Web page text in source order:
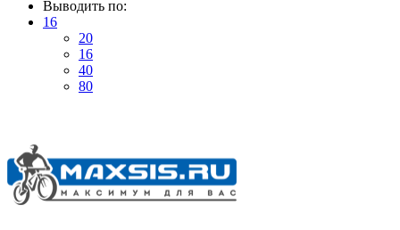
Выводить по:
16
20
16
40
80